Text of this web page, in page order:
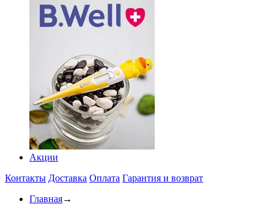
Акции
Контакты Доставка Оплата Гарантия и возврат
Главная→